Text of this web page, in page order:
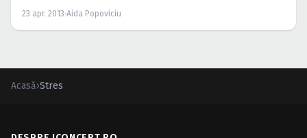
23 apr. 2013·Aida Popoviciu
Acasă›Stres